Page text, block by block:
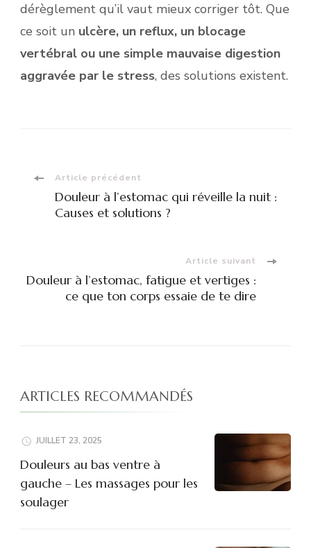
dérèglement qu’il vaut mieux corriger tôt. Que
ce soit un ulcère, un reflux, un blocage
vertébral ou une simple mauvaise digestion
aggravée par le stress, des solutions existent.
Navigation
d'article
Article précédent
Douleur à l’estomac qui réveille la nuit :
Causes et solutions ?
Article suivant
Douleur à l’estomac, fatigue et vertiges :
ce que ton corps essaie de te dire
ARTICLES RECOMMANDÉS
JUILLET 23, 2025
Douleurs au bas ventre à
gauche – Les massages pour les
soulager